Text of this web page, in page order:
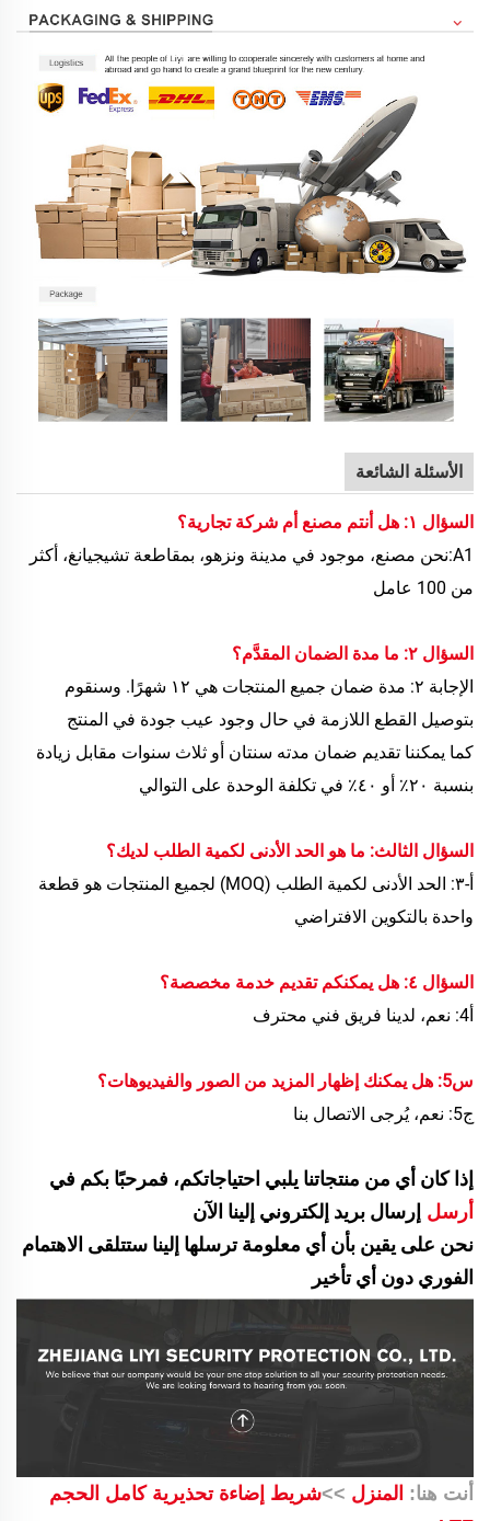
الأسئلة الشائعة
السؤال ١: هل أنتم مصنع أم شركة تجارية؟
A1:نحن مصنع، موجود في مدينة ونزهو، بمقاطعة تشيجيانغ، أكثر
من 100 عامل
السؤال ٢: ما مدة الضمان المقدَّم؟
الإجابة ٢: مدة ضمان جميع المنتجات هي ١٢ شهرًا. وسنقوم
بتوصيل القطع اللازمة في حال وجود عيب جودة في المنتج
كما يمكننا تقديم ضمان مدته سنتان أو ثلاث سنوات مقابل زيادة
بنسبة ٢٠٪ أو ٤٠٪ في تكلفة الوحدة على التوالي
السؤال الثالث: ما هو الحد الأدنى لكمية الطلب لديك؟
أ-٣: الحد الأدنى لكمية الطلب (MOQ) لجميع المنتجات هو قطعة
واحدة بالتكوين الافتراضي
السؤال ٤: هل يمكنكم تقديم خدمة مخصصة؟
س5: هل يمكنك إظهار المزيد من الصور والفيديوهات؟
ج5: نعم، يُرجى الاتصال بنا
إذا كان أي من منتجاتنا يلبي احتياجاتكم، فمرحبًا بكم في
أرسل إرسال بريد إلكتروني إلينا الآن
نحن على يقين بأن أي معلومة ترسلها إلينا ستتلقى الاهتمام
الفوري دون أي تأخير
أنت هنا: المنزل >>شريط إضاءة تحذيرية كامل الحجم